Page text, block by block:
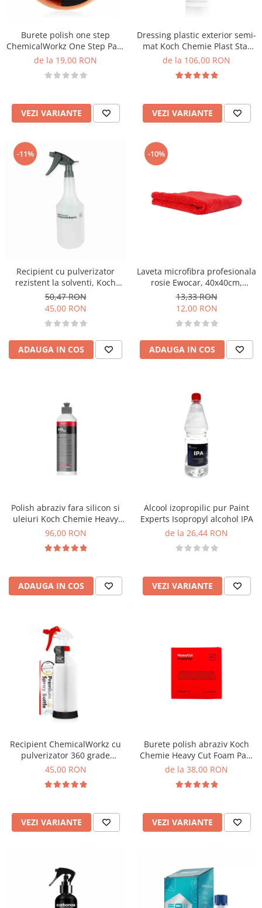
Burete polish one step
ChemicalWorkz One Step Pad,
portocaliu
de la 19,00 RON
VEZI VARIANTE
Dressing plastic exterior semi-
mat Koch Chemie Plast Star
Silicon and Oil Free, Pss
de la 106,00 RON
VEZI VARIANTE
-11%
Recipient cu pulverizator
rezistent la solventi, Koch
Chemie, 1000 ml
50,47 RON
45,00 RON
ADAUGA IN COS
-10%
Laveta microfibra profesionala
rosie Ewocar, 40x40cm,
400gsm
13,33 RON
12,00 RON
ADAUGA IN COS
Polish abraziv fara silicon si
uleiuri Koch Chemie Heavy
Cut, H9.02, 250ml
96,00 RON
ADAUGA IN COS
Alcool izopropilic pur Paint
Experts Isopropyl alcohol IPA
de la 26,44 RON
VEZI VARIANTE
Recipient ChemicalWorkz cu
pulverizator 360 grade
Canyon Premium Spray Bottle
45,00 RON
VEZI VARIANTE
Burete polish abraziv Koch
Chemie Heavy Cut Foam Pad,
rosu
de la 38,00 RON
VEZI VARIANTE